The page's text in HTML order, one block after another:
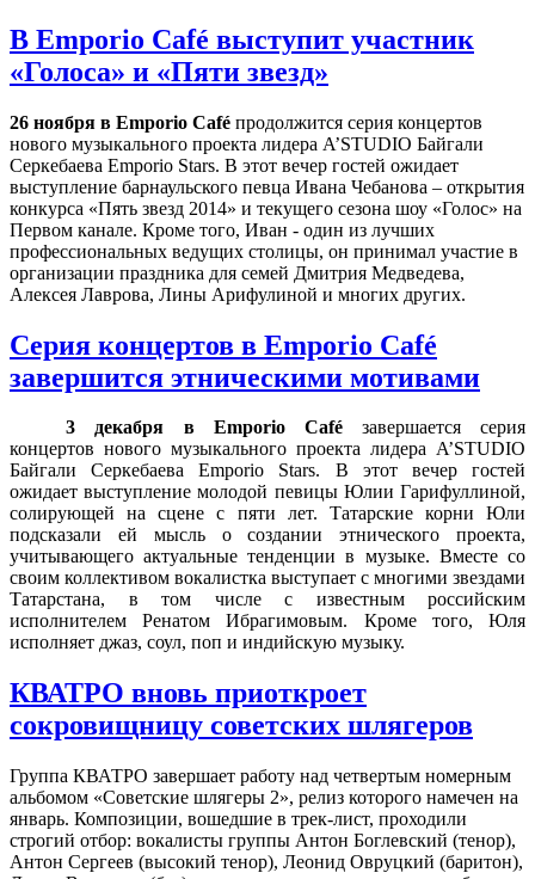
В Emporio Café выступит участник
«Голоса» и «Пяти звезд»
26 ноября в Emporio Café продолжится серия концертов
нового музыкального проекта лидера A’STUDIO Байгали
Серкебаева Emporio Stars. В этот вечер гостей ожидает
выступление барнаульского певца Ивана Чебанова – открытия
конкурса «Пять звезд 2014» и текущего сезона шоу «Голос» на
Первом канале. Кроме того, Иван - один из лучших
профессиональных ведущих столицы, он принимал участие в
организации праздника для семей Дмитрия Медведева,
Алексея Лаврова, Лины Арифулиной и многих других.
Серия концертов в Emporio Café
завершится этническими мотивами
3 декабря вEmporio Café
завершается серия
концертов нового музыкального проекта лидера A’STUDIO
Байгали Серкебаева Emporio Stars. В этот вечер гостей
ожидает выступление молодой певицы Юлии Гарифуллиной,
солирующей на сцене с пяти лет. Татарские корни Юли
подсказали ей мысль о создании этнического проекта,
учитывающего актуальные тенденции в музыке. Вместе со
своим коллективом вокалистка выступает с многими звездами
Татарстана, в том числе с известным российским
исполнителем Ренатом Ибрагимовым. Кроме того, Юля
исполняет джаз, соул, поп и индийскую музыку.
КВАТРО вновь приоткроет
сокровищницу советских шлягеров
Группа КВАТРО завершает работу над четвертым номерным
альбомом «Советские шлягеры 2», релиз которого намечен на
январь. Композиции, вошедшие в трек-лист, проходили
строгий отбор: вокалисты группы Антон Боглевский (тенор),
Антон Сергеев (высокий тенор), Леонид Овруцкий (баритон),